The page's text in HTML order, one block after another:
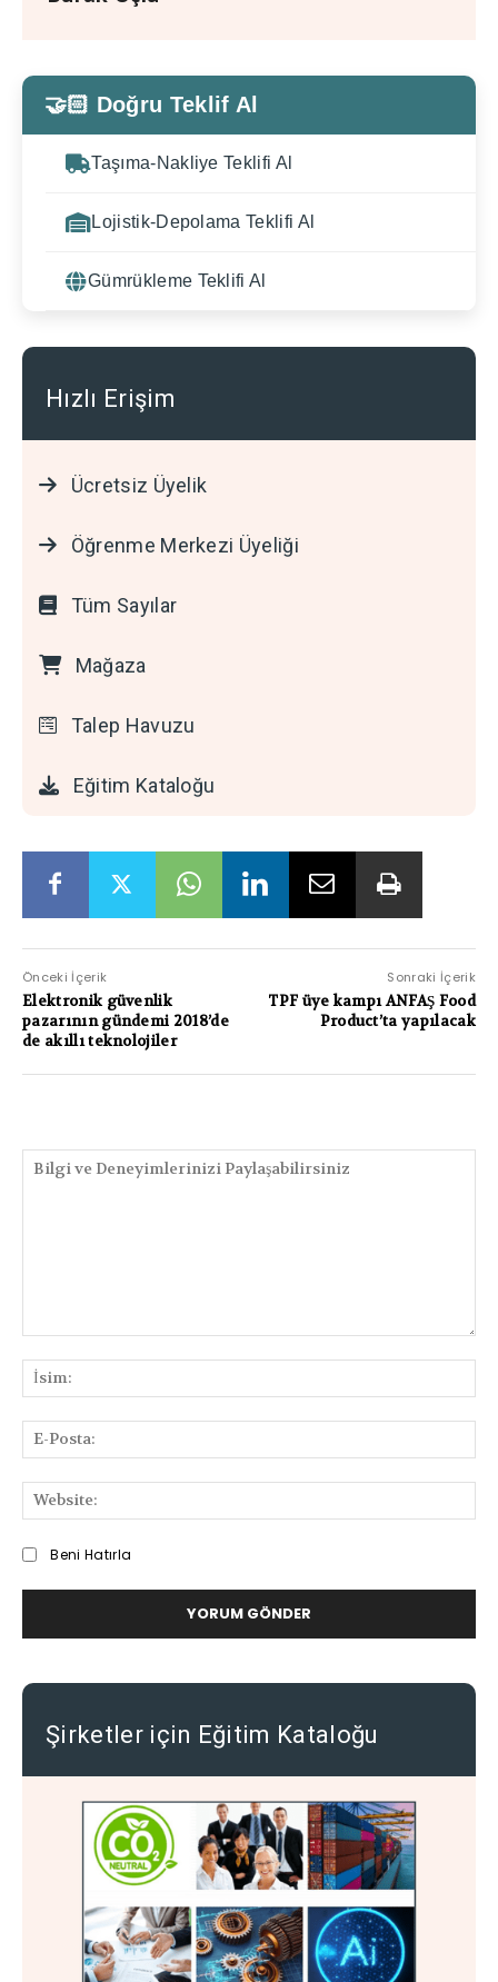
🤝🏻 Doğru Teklif Al
Taşıma-Nakliye Teklifi Al
Lojistik-Depolama Teklifi Al
Gümrükleme Teklifi Al
Hızlı Erişim
Ücretsiz Üyelik
Öğrenme Merkezi Üyeliği
Tüm Sayılar
Mağaza
Talep Havuzu
Eğitim Kataloğu
Önceki İçerik
Elektronik güvenlik
pazarının gündemi 2018’de
de akıllı teknolojiler
Sonraki İçerik
TPF üye kampı ANFAŞ Food
Product’ta yapılacak
ve
Deneyimlerinizi
Beni Hatırla
Şirketler için Eğitim Kataloğu